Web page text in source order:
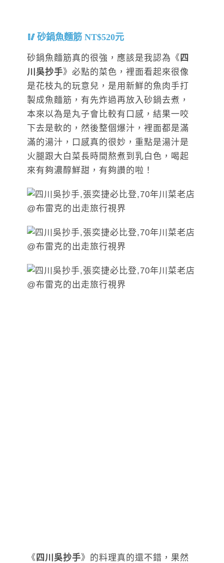
砂鍋魚麵筋 NT$520元
砂鍋魚麵筋真的很強，應該是我認為《 四
川吳抄手》必點的菜色，裡面看起來很像
是花枝丸的玩意兒，是用新鮮的魚肉手打
製成魚麵筋，有先炸過再放入砂鍋去煮，
本來以為是丸子會比較有口感，結果一咬
下去是軟的，然後整個爆汁，裡面都是滿
滿的湯汁，口感真的很妙，重點是湯汁是
火腿跟大白菜長時間熬煮到乳白色，喝起
來有夠濃醇鮮甜，有夠讚的啦！
《 四川吳抄手》的料理真的還不錯，果然